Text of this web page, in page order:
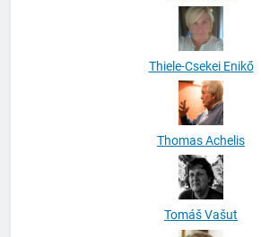
Thiele-Csekei Enikő
Thomas Achelis
Tomáš Vašut